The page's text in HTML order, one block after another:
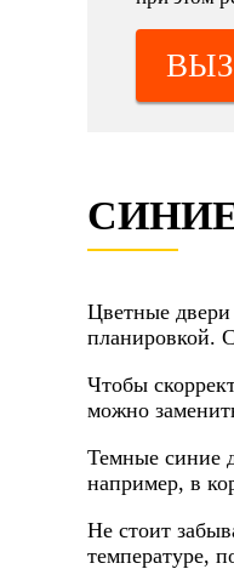
Цветные двери
планировкой.
Чтобы
можно
Темные синие
например, в
Не стоит
температуре,